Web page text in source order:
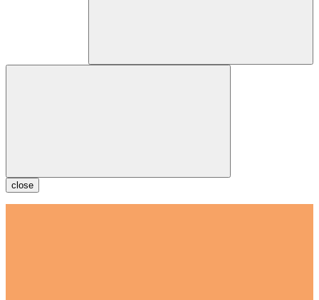
close